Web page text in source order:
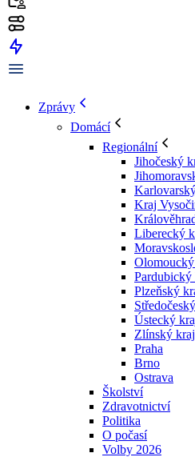
Zprávy
Domácí
Regionální
Jihočeský
Kraj
Liberecký
Pardubický
Plzeňský
Ústecký
Zlínský kraj
Praha
Brno
Ostrava
Školství
Zdravotnictví
Politika
O počasí
Volby 2026